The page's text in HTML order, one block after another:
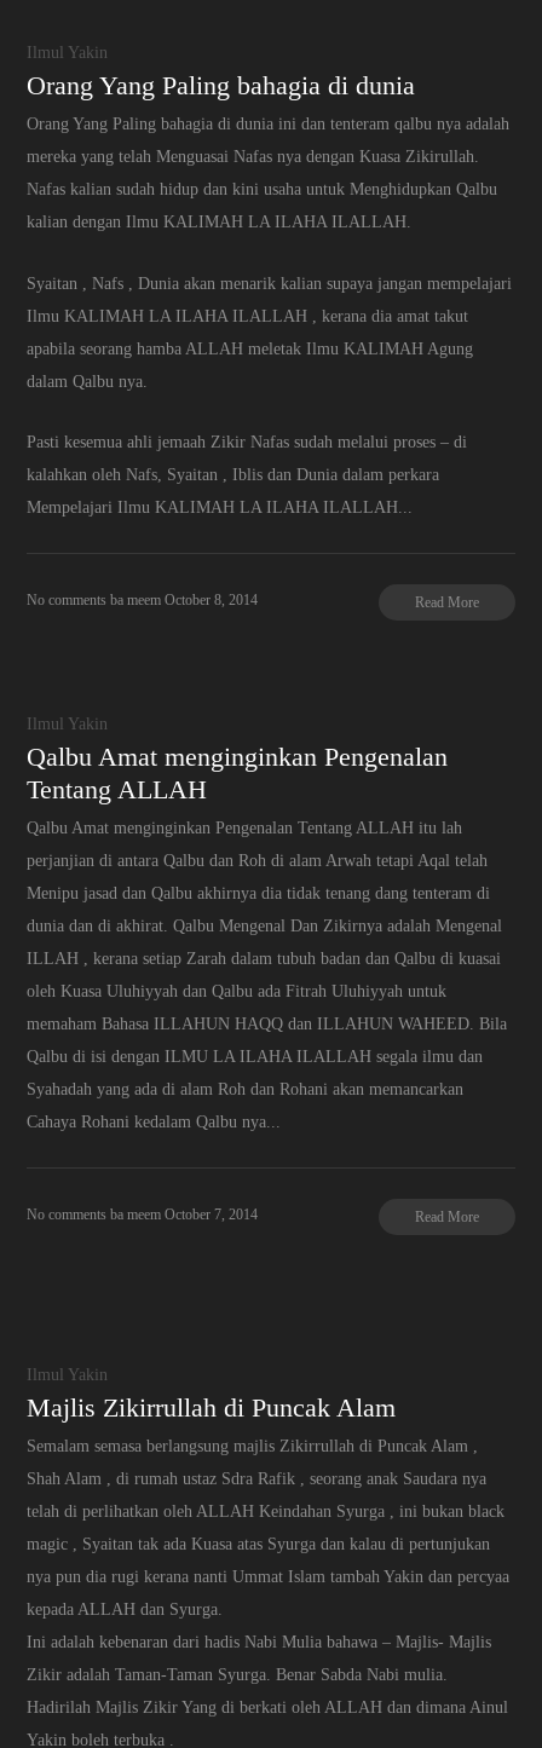
Ilmul Yakin
Orang Yang Paling bahagia di dunia
Orang Yang Paling bahagia di dunia ini dan tenteram qalbu nya adalah
mereka yang telah Menguasai Nafas nya dengan Kuasa Zikirullah.
Nafas kalian sudah hidup dan kini usaha untuk Menghidupkan Qalbu
kalian dengan Ilmu KALIMAH LA ILAHA ILALLAH.
Syaitan , Nafs , Dunia akan menarik kalian supaya jangan mempelajari
Ilmu KALIMAH LA ILAHA ILALLAH , kerana dia amat takut
apabila seorang hamba ALLAH meletak Ilmu KALIMAH Agung
dalam Qalbu nya.
Pasti kesemua ahli jemaah Zikir Nafas sudah melalui proses – di
kalahkan oleh Nafs, Syaitan , Iblis dan Dunia dalam perkara
Mempelajari Ilmu KALIMAH LA ILAHA ILALLAH...
No comments ba meem October 8, 2014 Read More
Ilmul Yakin
Qalbu Amat menginginkan Pengenalan
Tentang ALLAH
Qalbu Amat menginginkan Pengenalan Tentang ALLAH itu lah
perjanjian di antara Qalbu dan Roh di alam Arwah tetapi Aqal telah
Menipu jasad dan Qalbu akhirnya dia tidak tenang dang tenteram di
dunia dan di akhirat. Qalbu Mengenal Dan Zikirnya adalah Mengenal
ILLAH , kerana setiap Zarah dalam tubuh badan dan Qalbu di kuasai
oleh Kuasa Uluhiyyah dan Qalbu ada Fitrah Uluhiyyah untuk
memaham Bahasa ILLAHUN HAQQ dan ILLAHUN WAHEED. Bila
Qalbu di isi dengan ILMU LA ILAHA ILALLAH segala ilmu dan
Syahadah yang ada di alam Roh dan Rohani akan memancarkan
Cahaya Rohani kedalam Qalbu nya...
No comments ba meem October 7, 2014 Read More
Ilmul Yakin
Majlis Zikirrullah di Puncak Alam
Semalam semasa berlangsung majlis Zikirrullah di Puncak Alam ,
Shah Alam , di rumah ustaz Sdra Rafik , seorang anak Saudara nya
telah di perlihatkan oleh ALLAH Keindahan Syurga , ini bukan black
magic , Syaitan tak ada Kuasa atas Syurga dan kalau di pertunjukan
nya pun dia rugi kerana nanti Ummat Islam tambah Yakin dan percyaa
kepada ALLAH dan Syurga.
Ini adalah kebenaran dari hadis Nabi Mulia bahawa – Majlis- Majlis
Zikir adalah Taman-Taman Syurga. Benar Sabda Nabi mulia.
Hadirilah Majlis Zikir Yang di berkati oleh ALLAH dan dimana Ainul
Yakin boleh terbuka .